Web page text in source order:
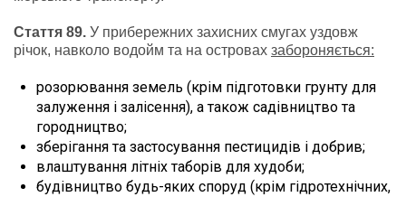
Стаття 89. У прибережних захисних смугах уздовж
річок, навколо водойм та на островах забороняється:
розорювання земель (крім підготовки грунту для
залуження і залісення), а також садівництво та
городництво;
зберігання та застосування пестицидів і добрив;
влаштування літніх таборів для худоби;
будівництво будь-яких споруд (крім гідротехнічних,